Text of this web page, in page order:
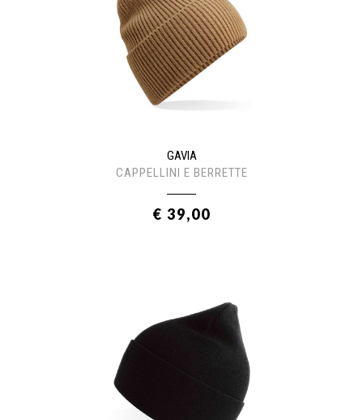
GAVIA
CAPPELLINI E BERRETTE
€ 39,00